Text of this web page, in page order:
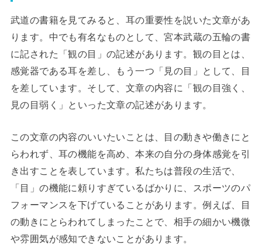
武道の書籍を見てみると、耳の重要性を説いた文章があ
ります。中でも有名なものとして、宮本武蔵の五輪の書
に記された「観の目」の記述があります。観の目とは、
感覚器である耳を差し、もう一つ「見の目」として、目
を差しています。そして、文章の内容に「観の目強く、
見の目弱く」といった文章の記述があります。
この文章の内容のいいたいことは、目の動きや働きにと
らわれず、耳の機能を高め、本来の自分の身体感覚を引
き出すことを表しています。私たちは普段の生活で、
「目」の機能に頼りすぎているばかりに、スポーツのパ
フォーマンスを下げていることがあります。例えば、目
の動きにとらわれてしまったことで、相手の細かい機微
や雰囲気が感知できないことがあります。